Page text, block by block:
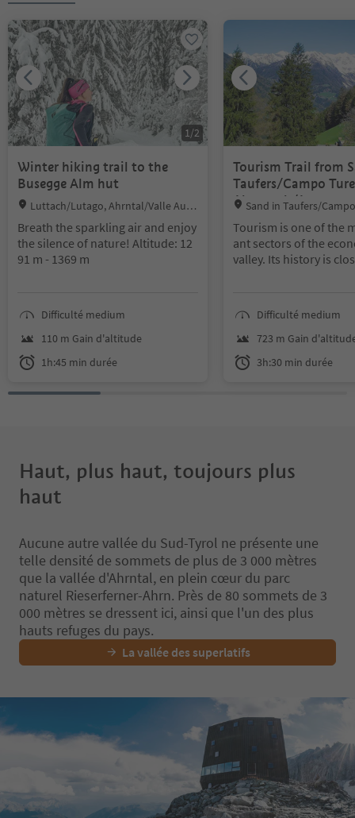
1 /2
Winter hiking trail to the
Busegge Alm hut
Location:
Luttach/Lutago, Ahrntal/Valle Auri
Breath the sparkling air and enjoy
the silence of nature! Altitude: 12
91 m - 1369 m
Difficulté medium
110 m Gain d'altitude
1h:45 min durée
Tourism Trail from
Taufers/Campo
Ahornach/Acereto
Location:
Sand in Taufers/
Tourism is one of the
ant sectors of the
valley. Its history is
rails are interacted,
trails will result in a
y trip. The
m was strongly
osef Daimer (1845-
ne was the art of
ton Mutschlechner,
construction of the
oden, which
pment of winter
us infrastructures
he newest of which is
nd outdoor pools at
with its saunas and
dscaped setting. The
o the present days
ards and symbols
rail conditions : forest
paths. Difficulty:
e from spring to late
Difficulté medium
723 m Gain
3h:30 min durée
Haut, plus haut, toujours plus
haut
Aucune autre vallée du Sud-Tyrol ne présente une
telle densité de sommets de plus de 3 000 mètres
que la vallée d'Ahrntal, en plein cœur du parc
naturel Rieserferner-Ahrn. Près de 80 sommets de 3
000 mètres se dressent ici, ainsi que l'un des plus
hauts refuges du pays.
La vallée des superlatifs